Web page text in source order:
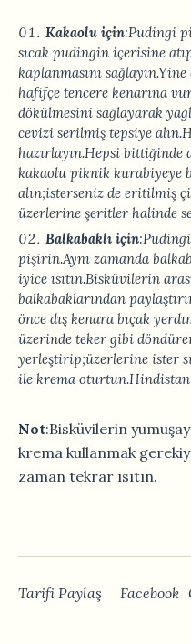
Kakaolu için:Pudingi
sıcak pudingin içerisine
kaplanmasını
hafifçe tencere kenarına
dökülmesini sağlayarak
cevizi serilmiş tepsiye
hazırlayın.Hepsi
kakaolu piknik kurabiyeye
alın;isterseniz de eritilmiş
üzerlerine şeritler halinde
Balkabaklı için
pişirin.Aynı zamanda
iyice ısıtın.Bisküvilerin
balkabaklarından
önce dış kenara bıçak
üzerinde teker gibi
yerleştirip;üzerlerine ister
ile krema
Not:Bisküvilerin
krema kullanmak
zaman tekrar ısıtın.
Tarifi Paylaş Facebook